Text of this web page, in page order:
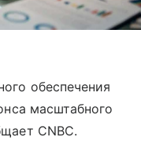
обеспечения
масштабного
CNBC.